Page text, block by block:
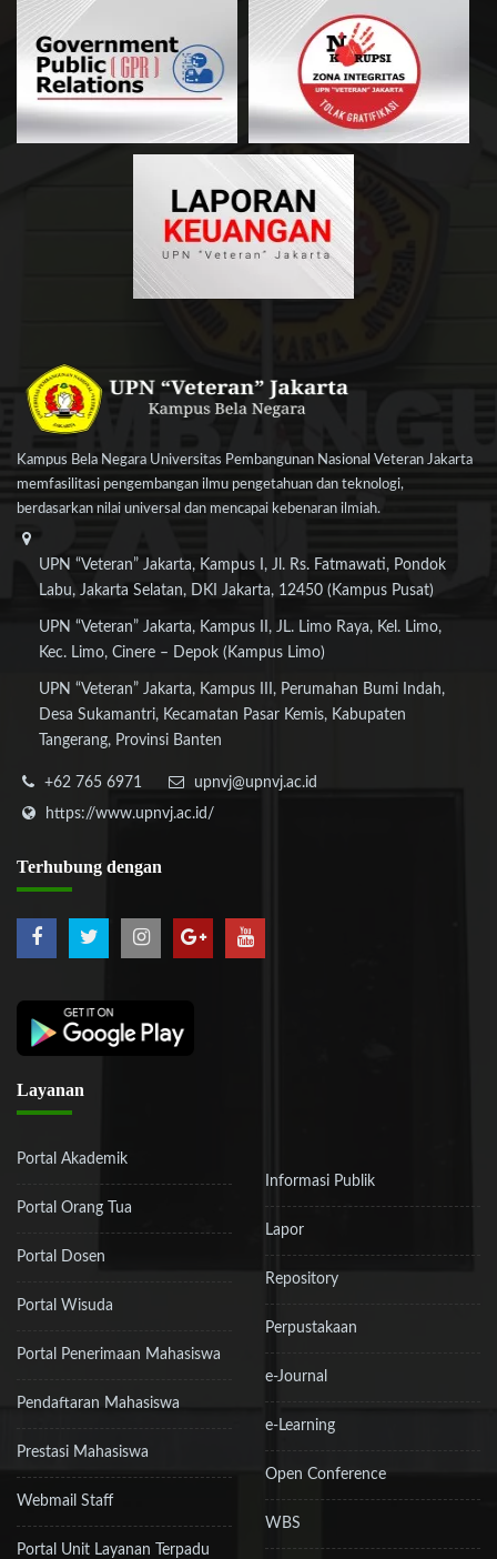
Kampus Bela Negara Universitas Pembangunan Nasional Veteran Jakarta
memfasilitasi pengembangan ilmu pengetahuan dan teknologi,
berdasarkan nilai universal dan mencapai kebenaran ilmiah.
UPN “Veteran” Jakarta, Kampus I, Jl. Rs. Fatmawati, Pondok
Labu, Jakarta Selatan, DKI Jakarta, 12450 (Kampus Pusat)
UPN “Veteran” Jakarta, Kampus II, JL. Limo Raya, Kel. Limo,
Kec. Limo, Cinere – Depok (Kampus Limo)
UPN “Veteran” Jakarta, Kampus III, Perumahan Bumi Indah,
Desa Sukamantri, Kecamatan Pasar Kemis, Kabupaten
Tangerang, Provinsi Banten
+62 765 6971
upnvj@upnvj.ac.id
https://www.upnvj.ac.id/
Terhubung dengan
Layanan
Portal Akademik
Portal Orang Tua
Portal Dosen
Portal Wisuda
Portal Penerimaan Mahasiswa
Pendaftaran Mahasiswa
Prestasi Mahasiswa
Webmail Staff
Portal Unit Layanan Terpadu
Informasi Publik
Lapor
Repository
Perpustakaan
e-Journal
e-Learning
Open Conference
WBS